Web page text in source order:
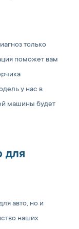
только
поможет вам
у нас в
машины будет
для
авто, но и
наших